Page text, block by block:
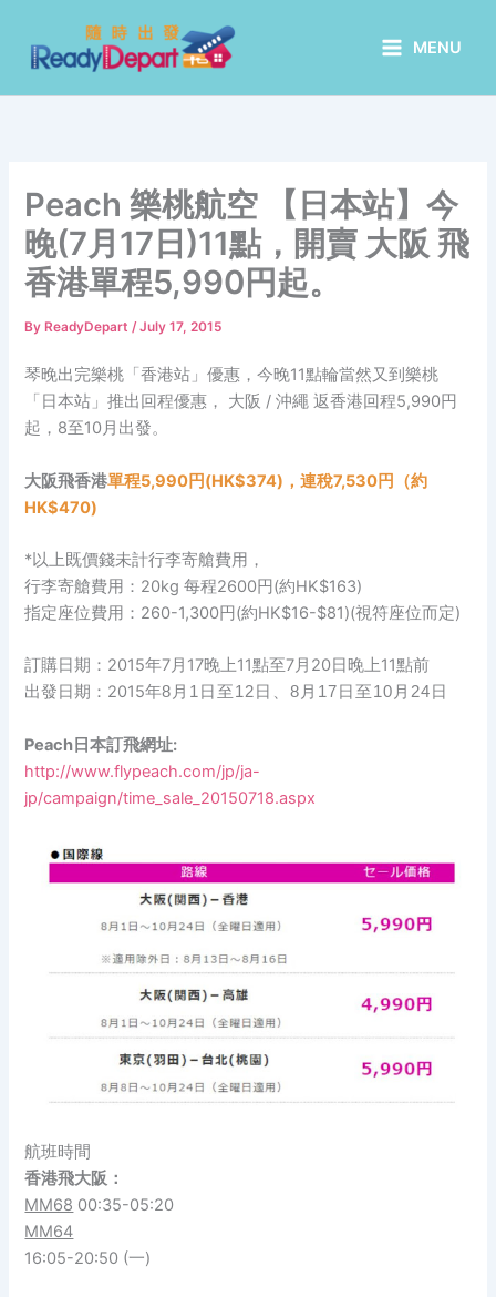
content
MENU
Peach 樂桃航空 【日本站】今
晚(7月17日)11點，開賣 大阪 飛
香港單程5,990円起。
By ReadyDepart/July 17, 2015
琴晚出完樂桃「香港站」優惠，今晚11點輪當然又到樂桃
「日本站」推出回程優惠， 大阪 / 沖繩 返香港回程5,990円
起，8至10月出發。
大阪飛香港單程5,990円(HK$374)，連稅7,530円（約
HK$470)
*以上既價錢未計行李寄艙費用，
行李寄艙費用：20kg 每程2600円(約HK$163)
指定座位費用：260-1,300円(約HK$16-$81)(視符座位而定)
訂購日期：2015年7月17晚上11點至7月20日晚上11點前
出發日期：2015年8月1日至12日、8月17日至10月24日
Peach日本訂飛網址:
http://www.flypeach.com/jp/ja-
jp/campaign/time_sale_20150718.aspx
航班時間
香港飛大阪：
MM68 00:35-05:20
MM64
16:05-20:50 (一)